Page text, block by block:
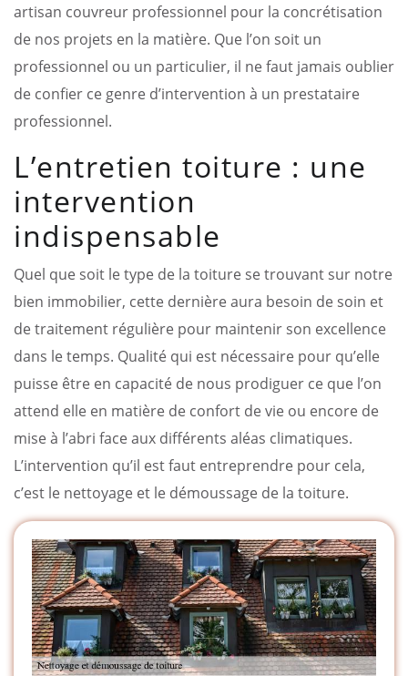
artisan couvreur professionnel pour la concrétisation
de nos projets en la matière. Que l’on soit un
professionnel ou un particulier, il ne faut jamais oublier
de confier ce genre d’intervention à un prestataire
professionnel.
L’entretien toiture : une
intervention
indispensable
Quel que soit le type de la toiture se trouvant sur notre
bien immobilier, cette dernière aura besoin de soin et
de traitement régulière pour maintenir son excellence
dans le temps. Qualité qui est nécessaire pour qu’elle
puisse être en capacité de nous prodiguer ce que l’on
attend elle en matière de confort de vie ou encore de
mise à l’abri face aux différents aléas climatiques.
L’intervention qu’il est faut entreprendre pour cela,
c’est le nettoyage et le démoussage de la toiture.